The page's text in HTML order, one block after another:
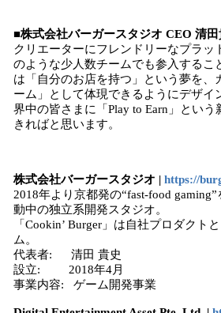
■株式会社バーガースタジオ CEO 清田
クリエーターにフレンドリーなプラッ
のような少人数チームでも参入するこ
は「自分のお店を持つ」という夢を、
ーム」として体現できるようにデザイ
界中の皆さまに「Play to Earn」とい
きればと思います。
株式会社バーガースタジオ | https://
2018年より京都発の“fast-food
動中の独立系開発スタジオ。
「Cookin’ Burger」は自社プロダクト
ム。
代表者: 清田 貴史
設立: 2018年4月
事業内容: ゲーム開発事業